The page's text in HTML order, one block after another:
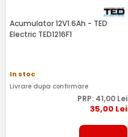
Acumulator 12V1.6Ah - TED
Electric TED1216F1
In stoc
Livrare dupa confirmare
PRP: 41,00Lei
35,00Lei